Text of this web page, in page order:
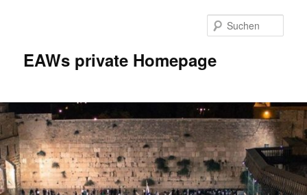
EAWs private Homepage